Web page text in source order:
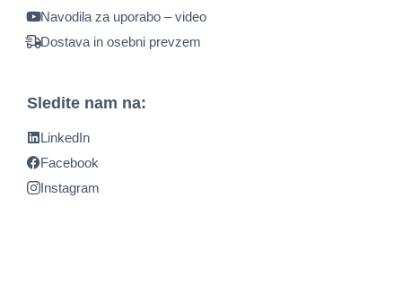
Navodila za uporabo – video
Dostava in osebni prevzem
Sledite nam na:
LinkedIn
Facebook
Instagram